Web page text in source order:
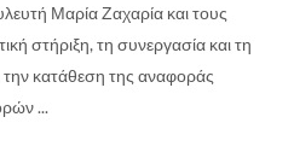
Μαρία Ζαχαρία και τους
στήριξη, τη συνεργασία και τη
κατάθεση της αναφοράς
...